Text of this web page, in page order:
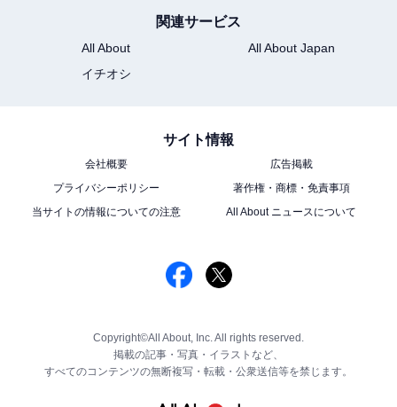
関連サービス
All About
All About Japan
イチオシ
サイト情報
会社概要
広告掲載
プライバシーポリシー
著作権・商標・免責事項
当サイトの情報についての注意
All About ニュースについて
Copyright©All About, Inc. All rights reserved.
掲載の記事・写真・イラストなど、
すべてのコンテンツの無断複写・転載・公衆送信等を禁じます。